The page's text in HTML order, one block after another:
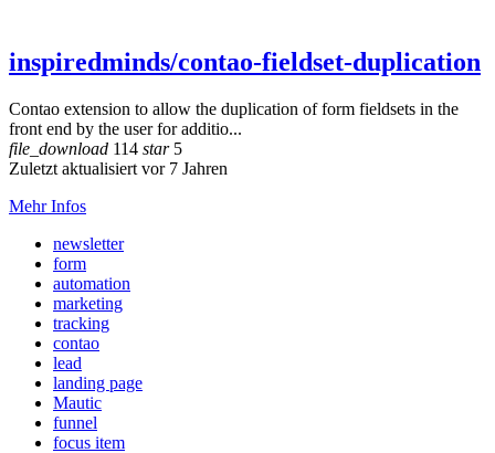
inspiredminds/contao-fieldset-duplication
Contao extension to allow the duplication of form fieldsets in the
front end by the user for additio...
file_download 114 star5
Zuletzt aktualisiert vor 7 Jahren
Mehr Infos
newsletter
form
automation
marketing
tracking
contao
lead
landing page
Mautic
funnel
focus item